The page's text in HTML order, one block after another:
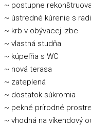
~ postupne
~ ústredné kúrenie s
~ krb v obývacej izbe
~ vlastná studňa
~ kúpeľňa s WC
~ nová terasa
~ zateplená
~ dostatok súkromia
~ pekné prírodné
~ vhodná na víkendový